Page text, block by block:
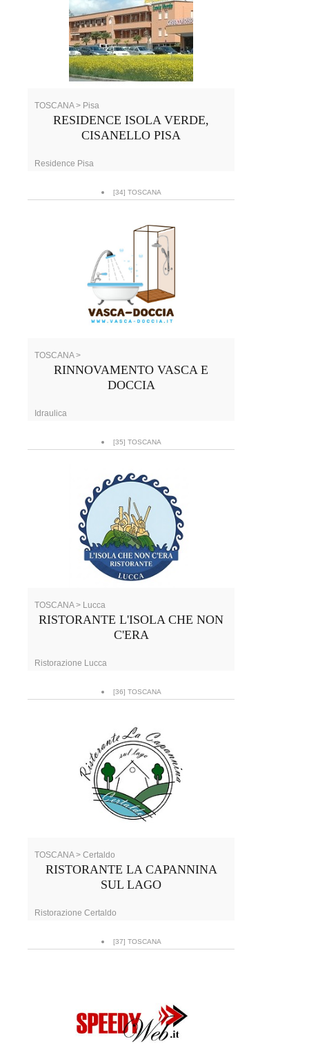
TOSCANA > Pisa
RESIDENCE ISOLA VERDE,
CISANELLO PISA
Residence Pisa
[34] TOSCANA
TOSCANA >
RINNOVAMENTO VASCA E
DOCCIA
Idraulica
[35] TOSCANA
TOSCANA > Lucca
RISTORANTE L'ISOLA CHE NON
C'ERA
Ristorazione Lucca
[36] TOSCANA
TOSCANA > Certaldo
RISTORANTE LA CAPANNINA
SUL LAGO
Ristorazione Certaldo
[37] TOSCANA